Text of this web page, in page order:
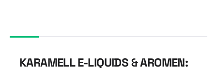
KARAMELL E-LIQUIDS & AROMEN: